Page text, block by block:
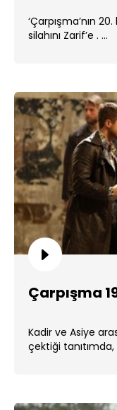
‘Çarpışma’nın
silahını Zarif’e . ...
Çarpışma
Kadir ve Asiye
çektiği tanıtımda,